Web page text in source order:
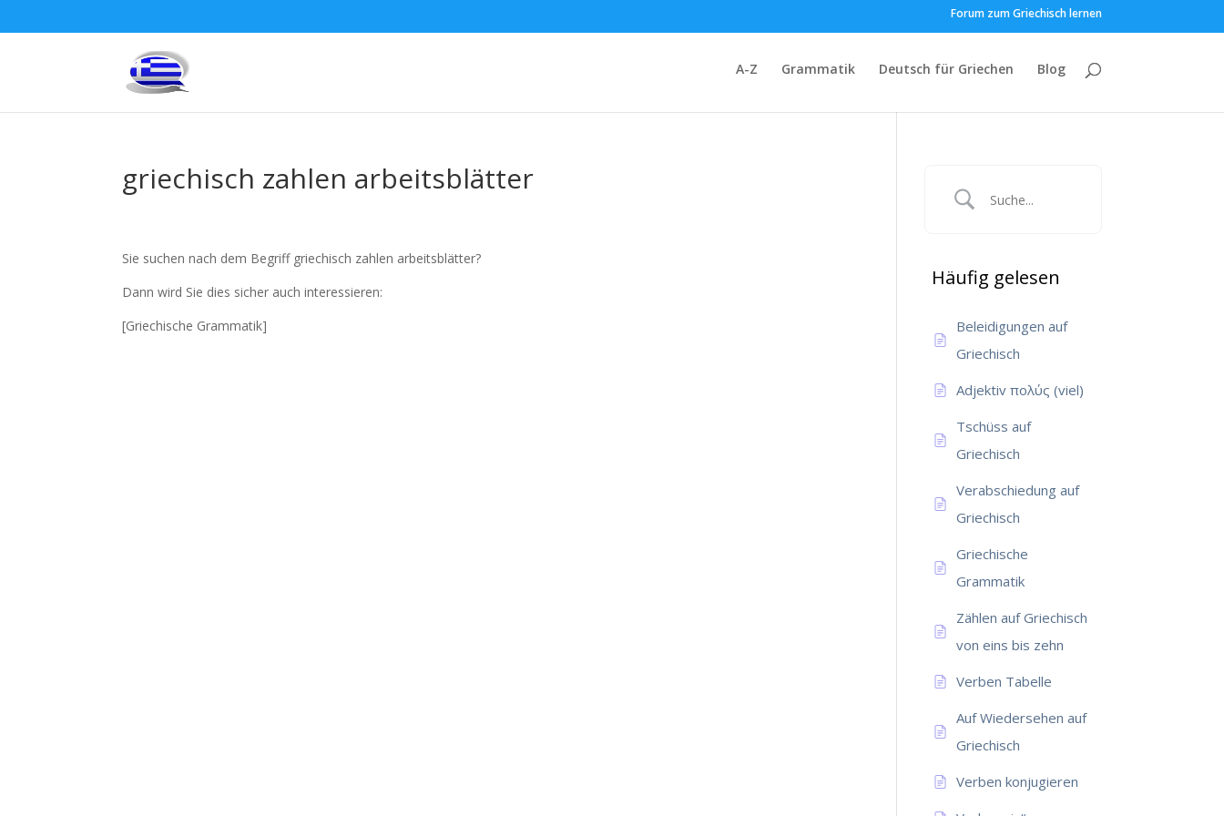
Forum zum Griechisch lernen
A-Z Grammatik Deutsch für Griechen Blog
griechisch zahlen arbeitsblätter
Sie suchen nach dem Begriff griechisch zahlen arbeitsblätter?
Dann wird Sie dies sicher auch interessieren:
[Griechische Grammatik]
Häufig gelesen
Beleidigungen auf
Griechisch
Adjektiv πολύς (viel)
Tschüss auf
Griechisch
Verabschiedung auf
Griechisch
Griechische
Grammatik
Zählen auf Griechisch
von eins bis zehn
Verben Tabelle
Auf Wiedersehen auf
Griechisch
Verben konjugieren